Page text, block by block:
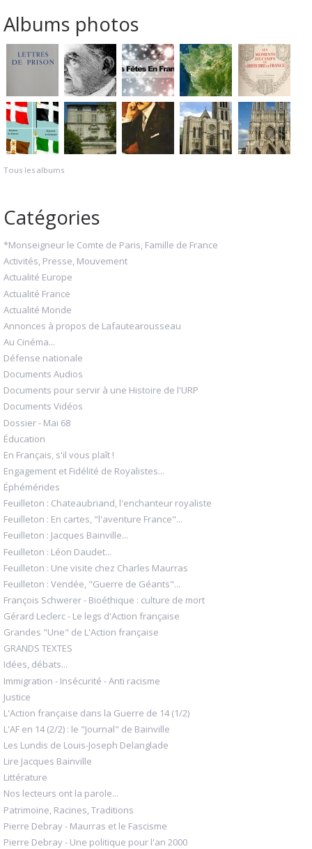
Albums photos
Tous les albums
Catégories
*Monseigneur le Comte de Paris, Famille de France
Activités, Presse, Mouvement
Actualité Europe
Actualité France
Actualité Monde
Annonces à propos de Lafautearousseau
Au Cinéma...
Défense nationale
Documents Audios
Documents pour servir à une Histoire de l'URP
Documents Vidéos
Dossier - Mai 68
Éducation
En Français, s'il vous plaît !
Engagement et Fidélité de Royalistes...
Éphémérides
Feuilleton : Chateaubriand, l'enchanteur royaliste
Feuilleton : En cartes, "l'aventure France"...
Feuilleton : Jacques Bainville...
Feuilleton : Léon Daudet...
Feuilleton : Une visite chez Charles Maurras
Feuilleton : Vendée, "Guerre de Géants"...
François Schwerer - Bioéthique : culture de mort
Gérard Leclerc - Le legs d'Action française
Grandes "Une" de L'Action française
GRANDS TEXTES
Idées, débats...
Immigration - Insécurité - Anti racisme
Justice
L'Action française dans la Guerre de 14 (1/2)
L'AF en 14 (2/2) : le "Journal" de Bainville
Les Lundis de Louis-Joseph Delanglade
Lire Jacques Bainville
Littérature
Nos lecteurs ont la parole...
Patrimoine, Racines, Traditions
Pierre Debray - Maurras et le Fascisme
Pierre Debray - Une politique pour l'an 2000